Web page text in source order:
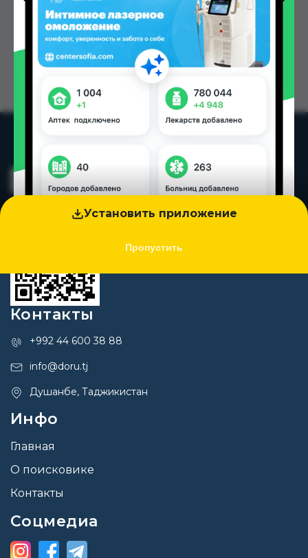
Установить приложение
Пропустить
Контакты
+992 44 600 38 88
info@doru.tj
Душанбе, Таджикистан
Инфо
Главная
О поисковике
Контакты
Соцмедиа